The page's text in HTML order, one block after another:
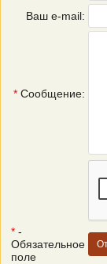
Ваш e-mail:
* Сообщение:
* -
Обязательное
поле